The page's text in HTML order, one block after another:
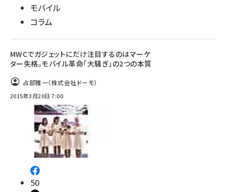
モバイル
コラム
MWCでガジェットにだけ注目するのはマーケ
ター失格。モバイル革命「大騒ぎ」の2つの本質
占部雅一（株式会社ドーモ）
2015年3月20日 7:00
50